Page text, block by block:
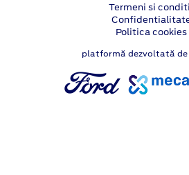
Termeni si
Politica cookies
platformă dezvoltată de